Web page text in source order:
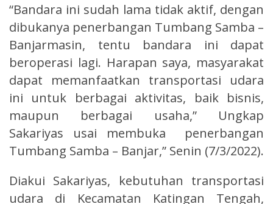
“Bandara ini sudah lama tidak aktif, dengan
dibukanya penerbangan Tumbang Samba –
Banjarmasin, tentu bandara ini dapat
beroperasi lagi. Harapan saya, masyarakat
dapat memanfaatkan transportasi udara
ini untuk berbagai aktivitas, baik bisnis,
maupun berbagai usaha,” Ungkap
Sakariyas usai membuka penerbangan
Tumbang Samba – Banjar,” Senin (7/3/2022).
Diakui Sakariyas, kebutuhan transportasi
udara di Kecamatan Katingan Tengah,